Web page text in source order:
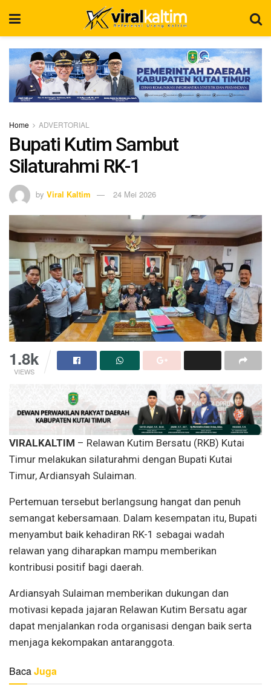
Home ADVERTORIAL
Bupati Kutim Sambut
Silaturahmi RK-1
by Viral Kaltim 24 Mei 2026
1.8k
VIEWS
VIRALKALTIM – Relawan Kutim Bersatu (RKB) Kutai
Timur melakukan silaturahmi dengan Bupati Kutai
Timur, Ardiansyah Sulaiman.
Pertemuan tersebut berlangsung hangat dan penuh
semangat kebersamaan. Dalam kesempatan itu, Bupati
menyambut baik kehadiran RK-1 sebagai wadah
relawan yang diharapkan mampu memberikan
kontribusi positif bagi daerah.
Ardiansyah Sulaiman memberikan dukungan dan
motivasi kepada jajaran Relawan Kutim Bersatu agar
dapat menjalankan roda organisasi dengan baik serta
menjaga kekompakan antaranggota.
BacaJuga